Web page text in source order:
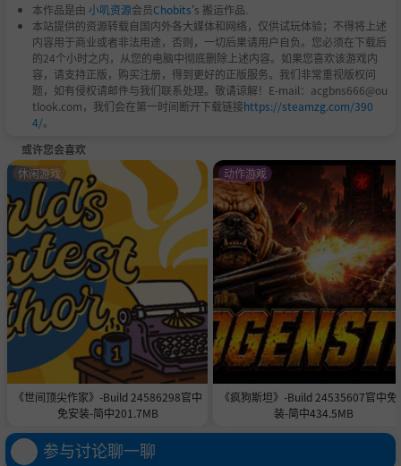
本作品是由 小叽资源会员Chobits's 搬运作品.
本站提供的资源转载自国内外各大媒体和网络，仅供试玩体验；不得将上述
内容用于商业或者非法用途，否则，一切后果请用户自负。您必须在下载后
的24个小时之内，从您的电脑中彻底删除上述内容。如果您喜欢该游戏内
容，请支持正版，购买注册，得到更好的正版服务。我们非常重视版权问
题，如有侵权请邮件与我们联系处理。敬请谅解！E-mail：acgbns666@ou
tlook.com，我们会在第一时间断开下载链接https://steamzg.com/390
4/。
或许您会喜欢
《世间顶尖作家》-Build 24586298官中
免安装-简中201.7MB
休闲游戏
《疯狗斯坦》-Build 24535607官中免
装-简中434.5MB
动作游戏
参与讨论聊一聊